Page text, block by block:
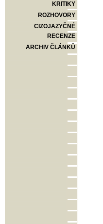
KRITIKY
ROZHOVORY
CIZOJAZYČNÉ
RECENZE
ARCHIV ČLÁNKŮ